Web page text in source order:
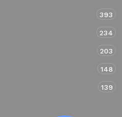
393
234
203
148
139